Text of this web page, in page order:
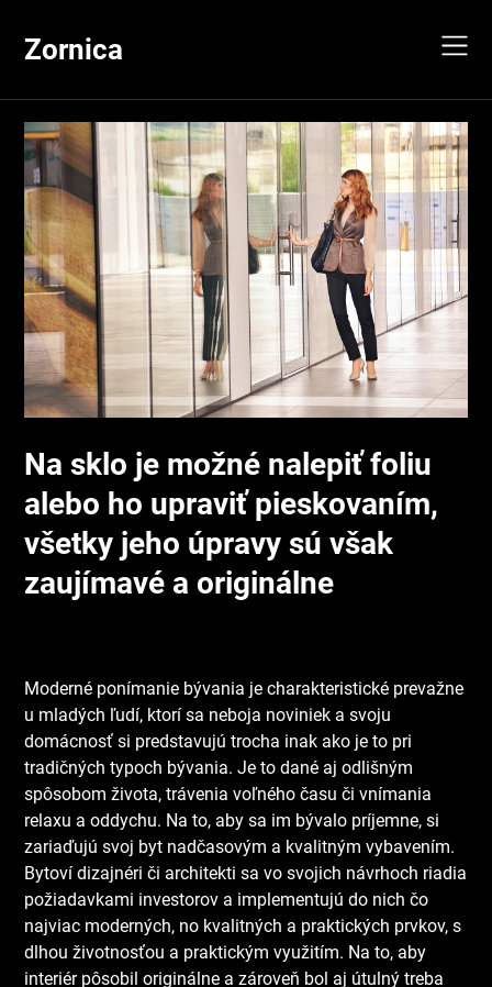
contentZornica
Na sklo je možné nalepiť foliu
alebo ho upraviť pieskovaním,
všetky jeho úpravy sú však
zaujímavé a originálne
Moderné ponímanie bývania je charakteristické prevažne
u mladých ľudí, ktorí sa neboja noviniek a svoju
domácnosť si predstavujú trocha inak ako je to pri
tradičných typoch bývania. Je to dané aj odlišným
spôsobom života, trávenia voľného času či vnímania
relaxu a oddychu. Na to, aby sa im bývalo príjemne, si
zariaďujú svoj byt nadčasovým a kvalitným vybavením.
Bytoví dizajnéri či architekti sa vo svojich návrhoch riadia
požiadavkami investorov a implementujú do nich čo
najviac moderných, no kvalitných a praktických prvkov, s
dlhou životnosťou a praktickým využitím. Na to, aby
interiér pôsobil originálne a zároveň bol aj útulný treba